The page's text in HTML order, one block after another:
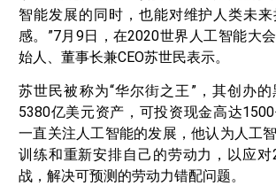
智能发展的同时，也能对维护人类未
感。”7月9日，在2020世界人工智能大
始人、董事长兼CEO苏世民表示。
苏世民被称为“华尔街之王”，其创办
5380亿美元资产，可投资现金高达
一直关注人工智能的发展，他认为人工
训练和重新安排自己的劳动力，以应
战，解决可预测的劳动力错配问题。